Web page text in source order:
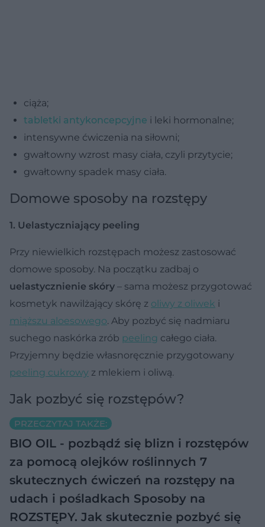
ciąża;
tabletki antykoncepcyjne i leki hormonalne;
intensywne ćwiczenia na siłowni;
gwałtowny wzrost masy ciała, czyli przytycie;
gwałtowny spadek masy ciała.
Domowe sposoby na rozstępy
1. Uelastyczniający peeling
Przy niewielkich rozstępach możesz zastosować
domowe sposoby. Na początku zadbaj o
uelastycznienie skóry – sama możesz przygotować
kosmetyk nawilżający skórę z oliwy z oliwek i
miąższu aloesowego. Aby pozbyć się nadmiaru
suchego naskórka zrób peeling całego ciała.
Przyjemny będzie własnoręcznie przygotowany
peeling cukrowy z mlekiem i oliwą.
Jak pozbyć się rozstępów?
PRZECZYTAJ TAKŻE:
BIO OIL - pozbądź się blizn i rozstępów
za pomocą olejków roślinnych 7
skutecznych ćwiczeń na rozstępy na
udach i pośladkach Sposoby na
ROZSTĘPY. Jak skutecznie pozbyć się